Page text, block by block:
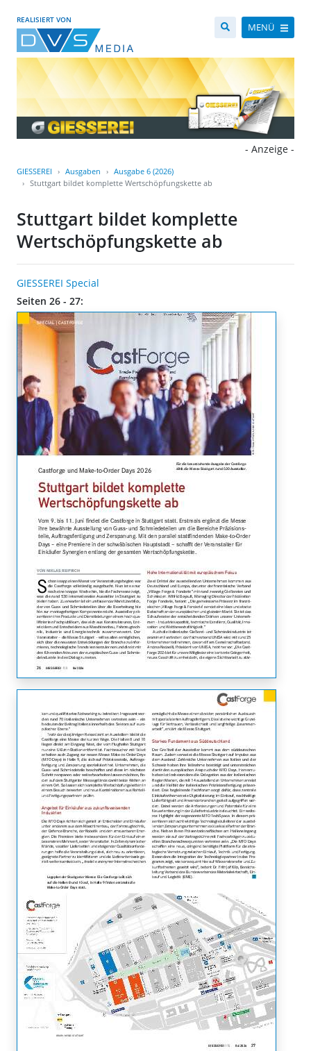
REALISIERT VON
MENÜ
- Anzeige -
GIESSEREI Ausgaben
Ausgabe 6 (2026)
Stuttgart bildet komplette Wertschöpfungskette ab
Stuttgart bildet komplette
Wertschöpfungskette ab
GIESSEREI Special
Seiten 26 - 27: